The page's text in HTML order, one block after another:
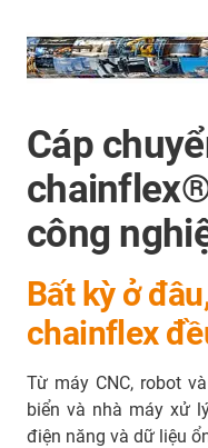
Cáp
công
Bất kỳ ở
chainflex
Từ máy CNC, robot
biển và nhà máy xử
điện năng và dữ liệu